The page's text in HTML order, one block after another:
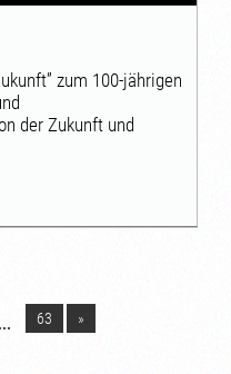
zum 100-jährigen
der Zukunft und
... 63 »